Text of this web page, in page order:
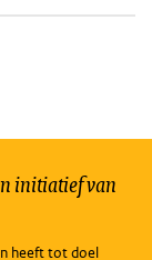
initiatief van
heeft tot doel